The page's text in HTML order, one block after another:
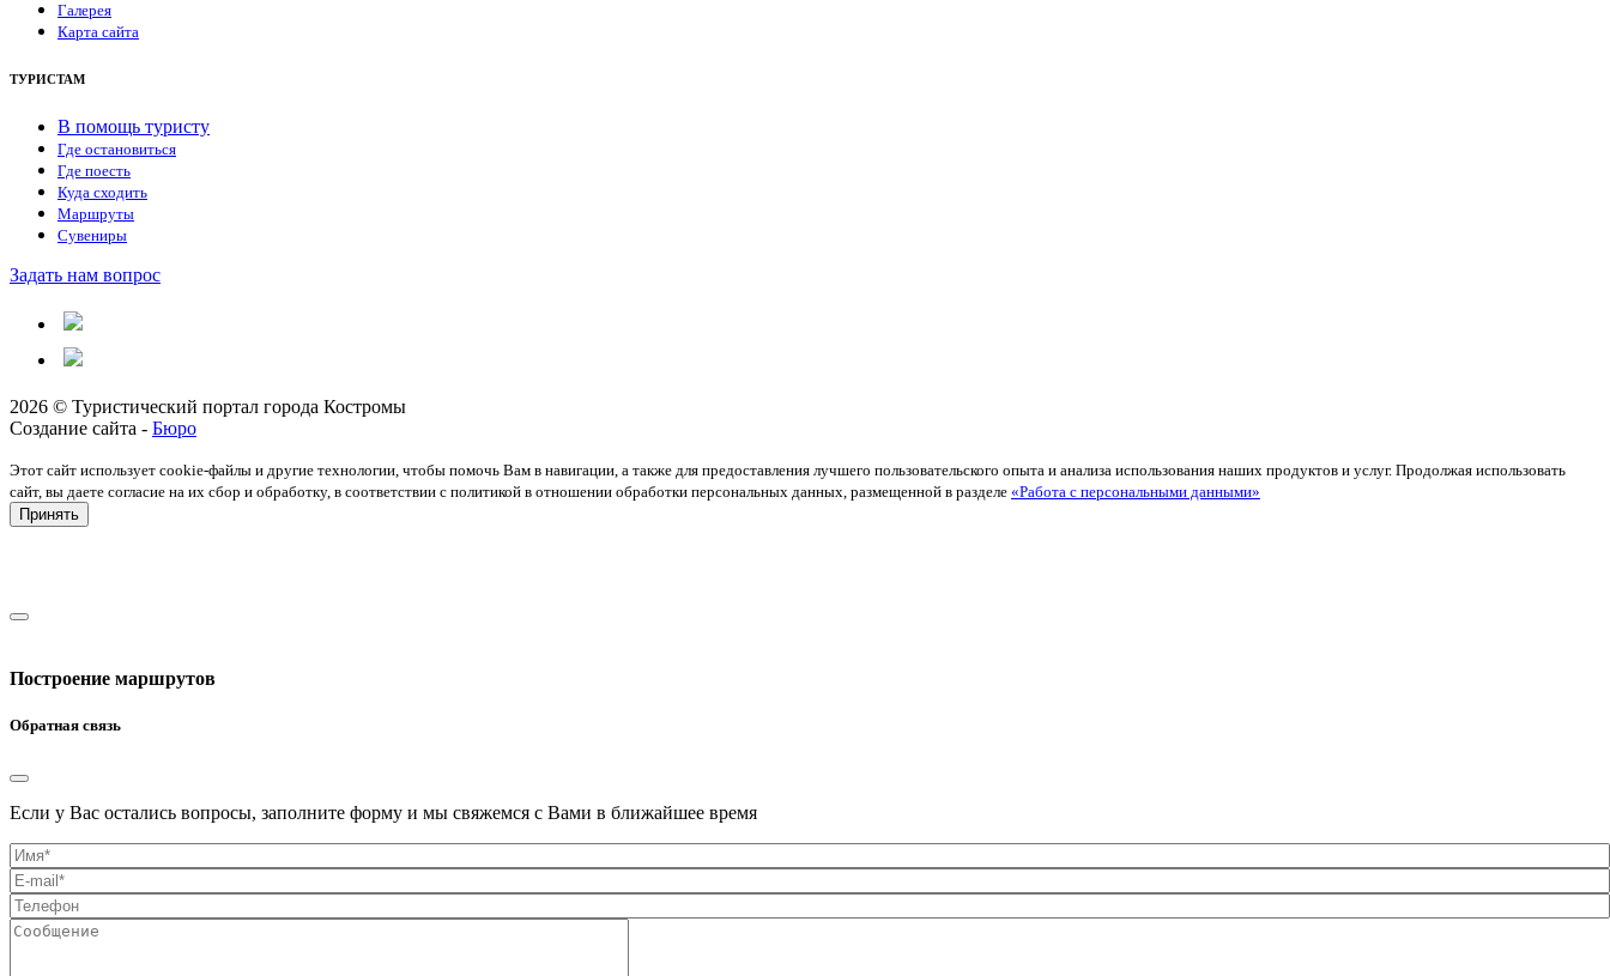
Галерея
Карта сайта
ТУРИСТАМ
В помощь туристу
Где остановиться
Где поесть
Куда сходить
Маршруты
Сувениры
Задать нам вопрос
2026 © Туристический портал города Костромы
Создание сайта - Бюро
Этот сайт использует cookie-файлы и другие технологии, чтобы помочь Вам в навигации, а также для предоставления лучшего пользовательского опыта и анализа использования наших продуктов и услуг. Продолжая использовать
сайт, вы даете согласие на их сбор и обработку, в соответствии с политикой в отношении обработки персональных данных, размещенной в разделе «Работа с персональными данными»
Принять
Построение маршрутов
Обратная связь
Если у Вас остались вопросы, заполните форму и мы свяжемся с Вами в ближайшее время